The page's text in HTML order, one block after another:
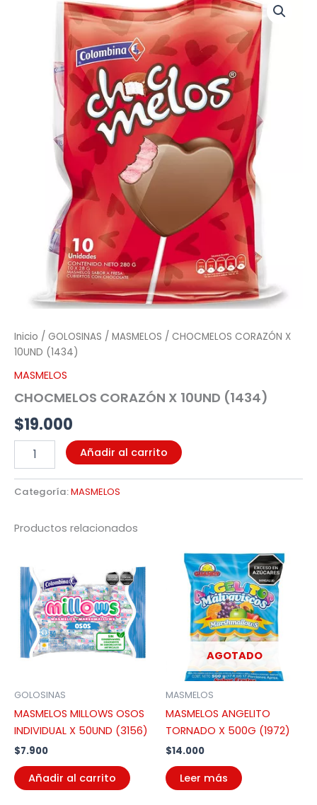
Inicio / GOLOSINAS / MASMELOS / CHOCMELOS CORAZÓN X
10UND (1434)
MASMELOS
CHOCMELOS CORAZÓN X 10UND (1434)
$19.000
CORAZÓN
cantidad
Añadir al carrito
Categoría:MASMELOS
Productos relacionados
GOLOSINAS
MASMELOS MILLOWS OSOS
INDIVIDUAL X 50UND (3156)
$7.900
Añadir al carrito
AGOTADO
MASMELOS
MASMELOS ANGELITO
TORNADO X 500G (1972)
$14.000
Leer más